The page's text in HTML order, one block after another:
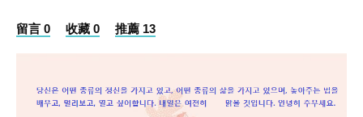
留言 0 收藏 0 推薦 13